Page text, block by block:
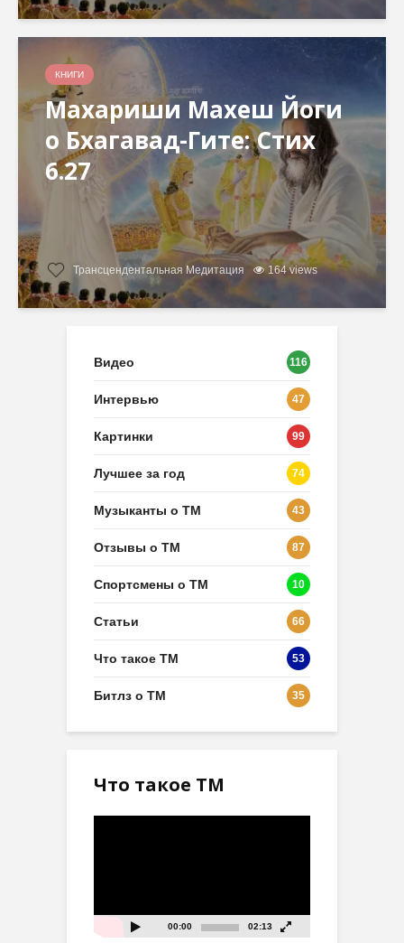
КНИГИ
Махариши Махеш Йоги
о Бхагавад-Гите: Стих
6.27
Трансцендентальная Медитация 164 views
Видео 116
Интервью 47
Картинки 99
Лучшее за год 74
Музыканты о ТМ 43
Отзывы о ТМ 87
Спортсмены о ТМ 10
Статьи 66
Что такое ТМ 53
Битлз о ТМ 35
Что такое ТМ
00:00 02:13